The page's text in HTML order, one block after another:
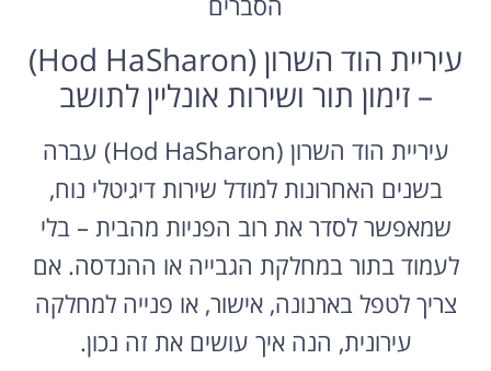
עיריית הוד השרון (Hod HaSharon)
– זימון תור ושירות אונליין לתושב
עיריית הוד השרון (Hod HaSharon) עברה
בשנים האחרונות למודל שירות דיגיטלי נוח,
שמאפשר לסדר את רוב הפניות מהבית – בלי
לעמוד בתור במחלקת הגבייה או ההנדסה. אם
צריך לטפל בארנונה, אישור, או פנייה למחלקה
עירונית, הנה איך עושים את זה נכון.